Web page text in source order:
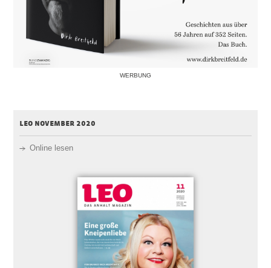
WERBUNG
leo november 2020
Online lesen